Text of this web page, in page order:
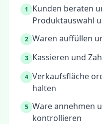
1
Kunden beraten
Produktauswahl
2 Waren auffüllen
3 Kassieren und
4 Verkaufsfläche
halten
5 Ware annehmen
kontrollieren